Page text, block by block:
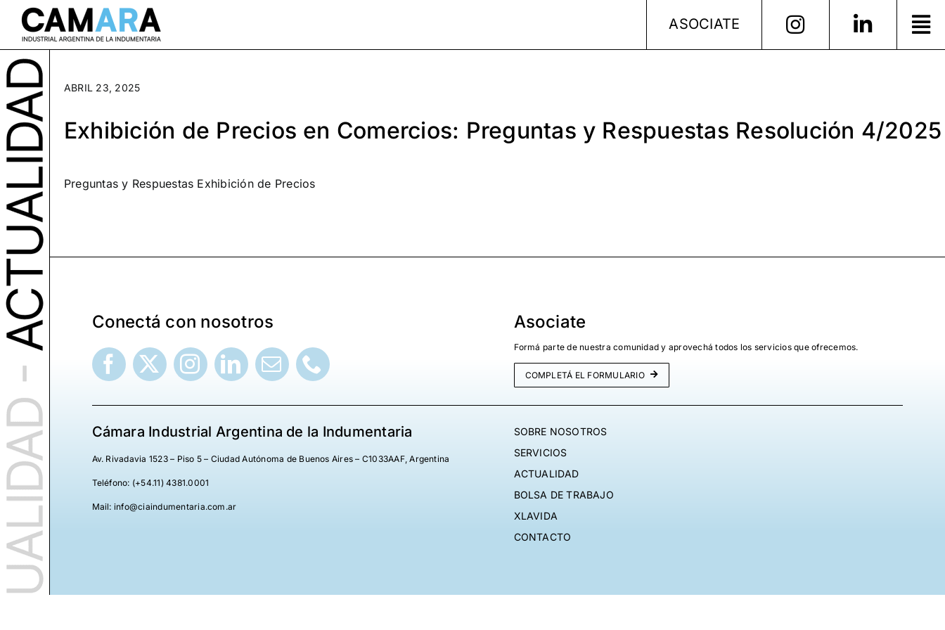
Saltar
contenido
ASOCIATE
ABRIL 23, 2025
Exhibición de Precios en Comercios: Preguntas y Respuestas Resolución 4/2025
Preguntas y Respuestas Exhibición de Precios
Conectá con nosotros Asociate
Formá parte de nuestra comunidad y aprovechá todos los servicios que ofrecemos.
COMPLETÁ EL FORMULARIO
Cámara Industrial Argentina de la Indumentaria
Av. Rivadavia 1523 – Piso 5 – Ciudad Autónoma de Buenos Aires – C1033AAF, Argentina
Teléfono: (+54.11) 4381.0001
Mail: info@ciaindumentaria.com.ar
SOBRE NOSOTROS
SERVICIOS
ACTUALIDAD
BOLSA DE TRABAJO
XLAVIDA
CONTACTO